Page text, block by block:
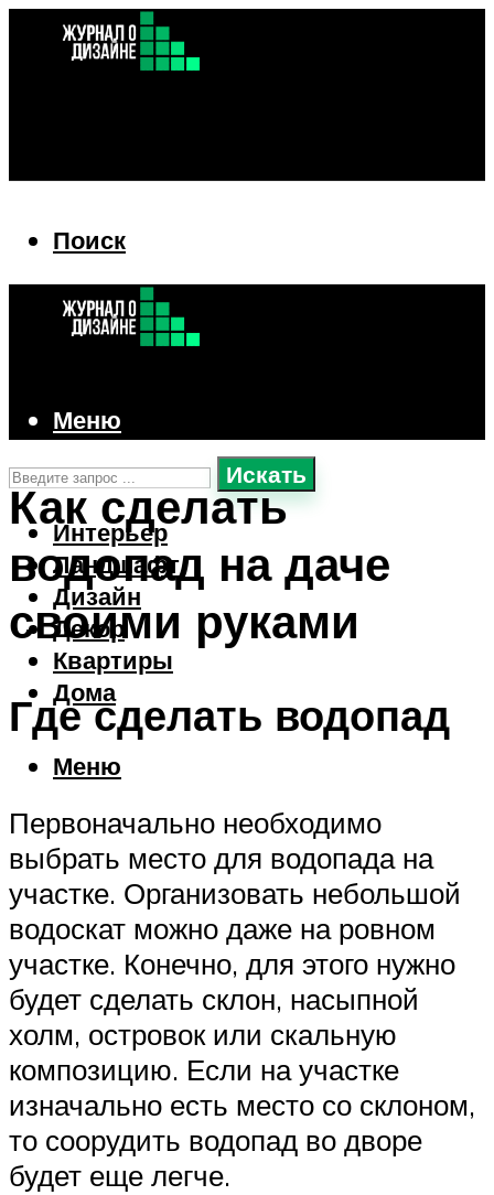
Поиск
Искать
Интерьер
Ландшафт
Дизайн
Декор
Квартиры
Дома
Меню
Меню
Как сделать
водопад на даче
своими руками
Где сделать водопад
Первоначально необходимо
выбрать место для водопада на
участке. Организовать небольшой
водоскат можно даже на ровном
участке. Конечно, для этого нужно
будет сделать склон, насыпной
холм, островок или скальную
композицию. Если на участке
изначально есть место со склоном,
то соорудить водопад во дворе
будет еще легче.